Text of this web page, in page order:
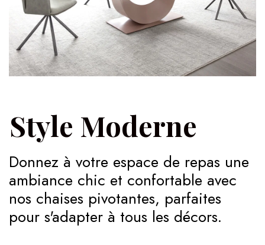
Style Moderne
Donnez à votre espace de repas une
ambiance chic et confortable avec
nos chaises pivotantes, parfaites
pour s'adapter à tous les décors.